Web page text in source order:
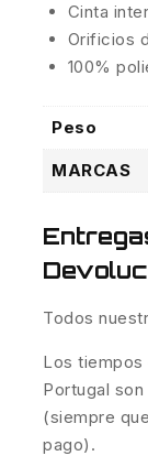
Cinta
Orificios
100%
Peso
MARCAS
Todos
Los tiempos
Portugal
(siempre
pago).